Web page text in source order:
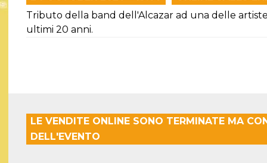
Tributo della band dell'Alcazar ad una delle
ultimi 20 anni.
LE VENDITE ONLINE SONO TERMINATE MA
DELL'EVENTO